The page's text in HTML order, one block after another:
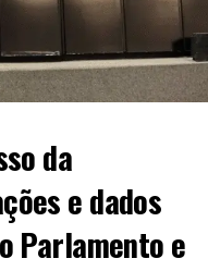
sequestrada. “É uma
então,
Estamos
sobre o paradeiro
à polícia pelo 190
da
e dados
Parlamento e